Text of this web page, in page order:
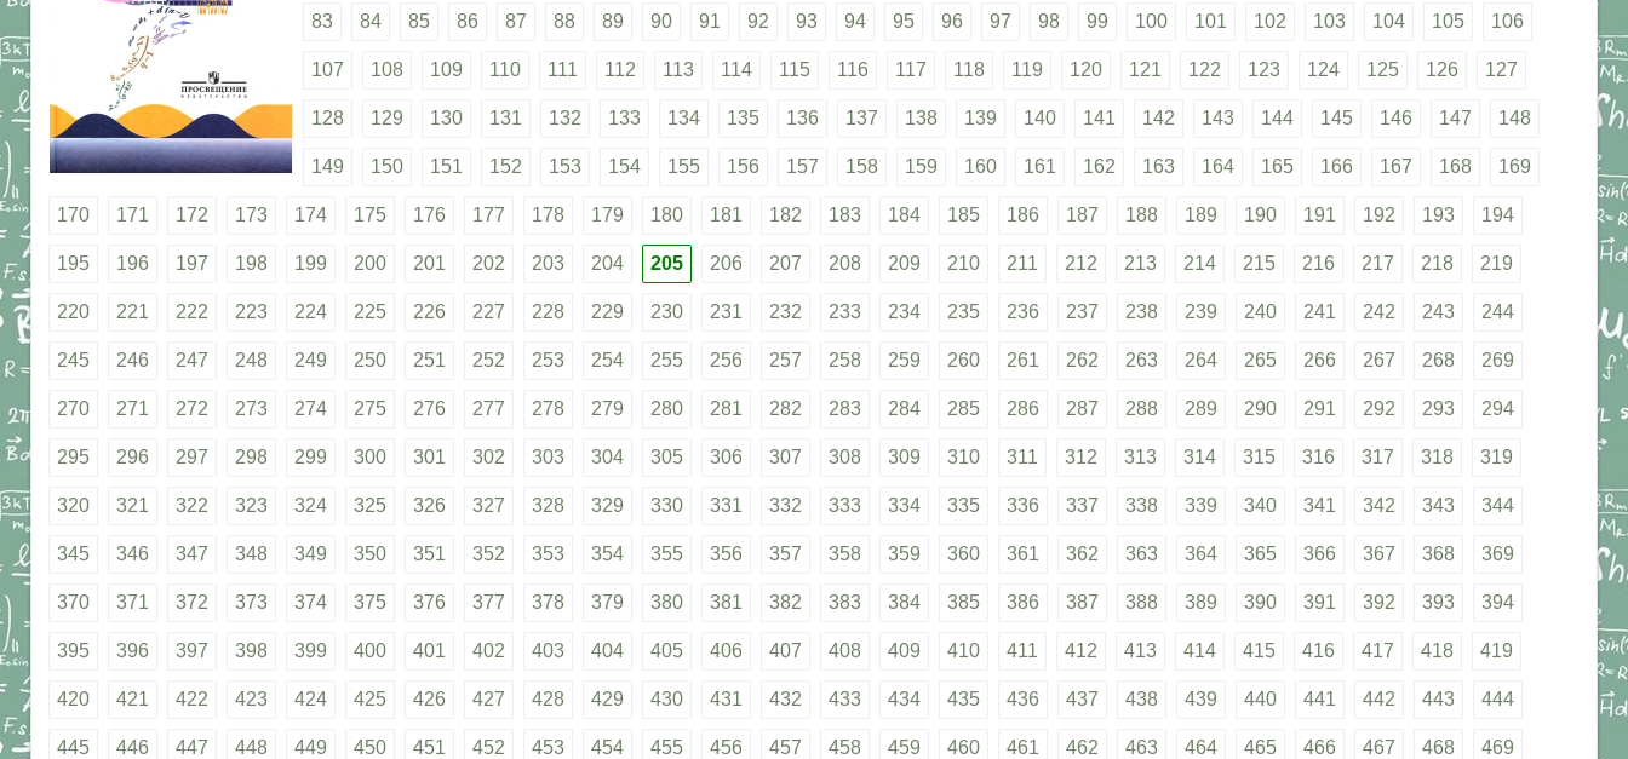
83 84 85 86 87 88 89 90 91 92 93 94 95 96 97 98 99 100 101 102 103 104 105 106
107 108 109 110 111 112 113 114 115 116 117 118 119 120 121 122 123 124 125 126 127
128 129 130 131 132 133 134 135 136 137 138 139 140 141 142 143 144 145 146 147 148
149 150 151 152 153 154 155 156 157 158 159 160 161 162 163 164 165 166 167 168 169
170 171 172 173 174 175 176 177 178 179 180 181 182 183 184 185 186 187 188 189 190 191 192 193 194
195 196 197 198 199 200 201 202 203 204 205 206 207 208 209 210 211 212 213 214 215 216 217 218 219
220 221 222 223 224 225 226 227 228 229 230 231 232 233 234 235 236 237 238 239 240 241 242 243 244
245 246 247 248 249 250 251 252 253 254 255 256 257 258 259 260 261 262 263 264 265 266 267 268 269
270 271 272 273 274 275 276 277 278 279 280 281 282 283 284 285 286 287 288 289 290 291 292 293 294
295 296 297 298 299 300 301 302 303 304 305 306 307 308 309 310 311 312 313 314 315 316 317 318 319
320 321 322 323 324 325 326 327 328 329 330 331 332 333 334 335 336 337 338 339 340 341 342 343 344
345 346 347 348 349 350 351 352 353 354 355 356 357 358 359 360 361 362 363 364 365 366 367 368 369
370 371 372 373 374 375 376 377 378 379 380 381 382 383 384 385 386 387 388 389 390 391 392 393 394
395 396 397 398 399 400 401 402 403 404 405 406 407 408 409 410 411 412 413 414 415 416 417 418 419
420 421 422 423 424 425 426 427 428 429 430 431 432 433 434 435 436 437 438 439 440 441 442 443 444
445 446 447 448 449 450 451 452 453 454 455 456 457 458 459 460 461 462 463 464 465 466 467 468 469